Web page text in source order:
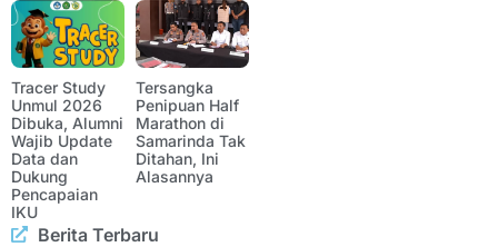
Tracer Study
Unmul 2026
Dibuka, Alumni
Wajib Update
Data dan
Dukung
Pencapaian
IKU
Tersangka
Penipuan Half
Marathon di
Samarinda Tak
Ditahan, Ini
Alasannya
Berita Terbaru